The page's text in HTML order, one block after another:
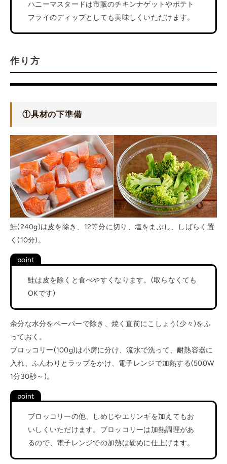
ハニーマスタードは市販のチキンナゲットやポテト
フライのディップとしても美味しくいただけます。
作り方
①具材の下準備
鮭(240g)は皮を除き、12等分に切り、塩をまぶし、しばらく置
く(10分)。
鮭は皮を除くと食べやすくなります。(取らなくても
OKです)
余分な水分をペーパーで除き、焼く直前にこしょう(少々)をふ
っておく。
ブロッコリー(100g)は小房に分け、流水で洗って、耐熱容器に
入れ、ふんわりとラップをかけ、電子レンジで加熱する(500W
1分30秒～)。
ブロッコリーの他、しめじやエリンギを加えてもお
いしくいただけます。ブロッコリーは加熱調理があ
るので、電子レンジでの加熱は硬めに仕上げます。